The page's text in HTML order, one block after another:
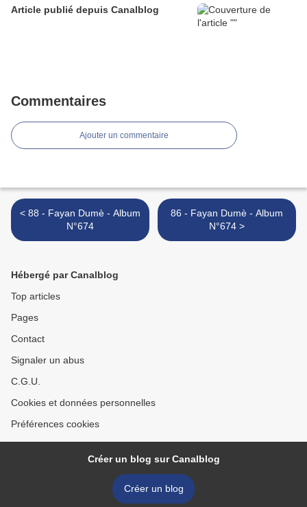
Article publié depuis Canalblog
Commentaires
Ajouter un commentaire
< 88 - Fayan Dumè - Album
N°674
86 - Fayan Dumè - Album
N°674 >
Hébergé par Canalblog
Top articles
Pages
Contact
Signaler un abus
C.G.U.
Cookies et données personnelles
Préférences cookies
Créer un blog sur Canalblog
Créer un blog